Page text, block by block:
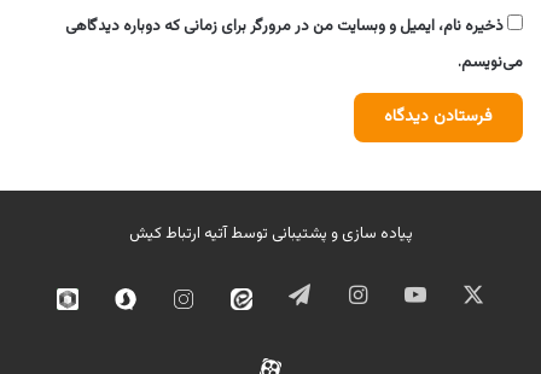
ذخیره نام، ایمیل و وبسایت من در مرورگر برای زمانی که دوباره دیدگاهی
می‌نویسم.
پیاده سازی و پشتیبانی توسطآتیه ارتباط کیش
ایکس یوتیوب اینستاگرامتلگرام ایتا
اینستاگرامسروش